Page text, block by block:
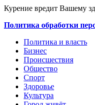
Курение вредит Вашему
Политика обработки
Политика и власть
Бизнес
Происшествия
Общество
Cпорт
Здоровье
Культура